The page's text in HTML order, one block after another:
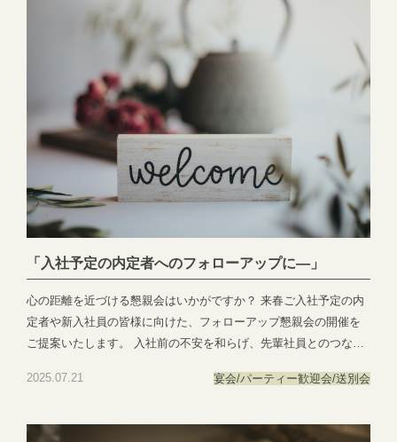
「入社予定の内定者へのフォローアップに―」
心の距離を近づける懇親会はいかがですか？ 来春ご入社予定の内
定者や新入社員の皆様に向けた、フォローアップ懇親会の開催を
ご提案いたします。 入社前の不安を和らげ、先輩社員とのつなが
感じていただける絶好の機会となります。 当会場では、5つ星ホテ
ご用意しております。 お料理は、年代を問わずご満足いただける
2025.07.21 宴会/パーティー歓迎会/送別会